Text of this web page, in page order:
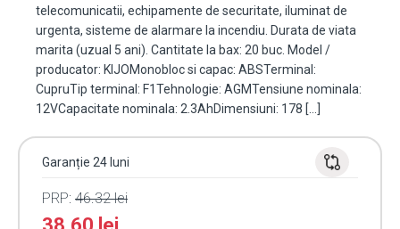
telecomunicatii, echipamente de securitate, iluminat de
urgenta, sisteme de alarmare la incendiu. Durata de viata
marita (uzual 5 ani). Cantitate la bax: 20 buc. Model /
producator: KIJOMonobloc si capac: ABSTerminal:
CupruTip terminal: F1Tehnologie: AGMTensiune nominala:
12VCapacitate nominala: 2.3AhDimensiuni: 178 […]
Garanție 24 luni
PRP: 46.32lei